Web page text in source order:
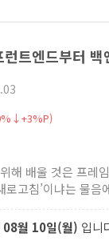
트엔드부터
해 배울 것은 프레
로고침’이냐는 물음
월 10일(월) 입니